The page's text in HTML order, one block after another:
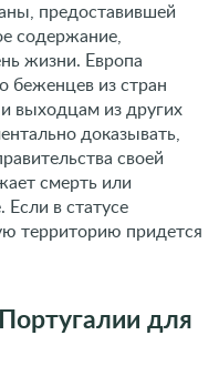
предоставившей
содержание,
жизни. Европа
беженцев из стран
выходцам из других
доказывать,
своей
смерть или
Если в статусе
территорию придется
для